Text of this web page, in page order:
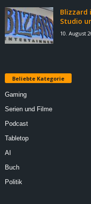
Blizzard
Studio
10. August
Beliebte Kategorie
Gaming
Serien und Filme
Podcast
Tabletop
AI
Buch
Politik